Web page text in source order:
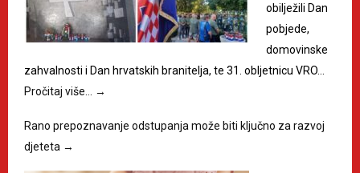
obilježili Dan
pobjede,
domovinske
zahvalnosti i Dan hrvatskih branitelja, te 31. obljetnicu VRO…
Pročitaj više…
→
Rano prepoznavanje odstupanja može biti ključno za razvoj
djeteta →